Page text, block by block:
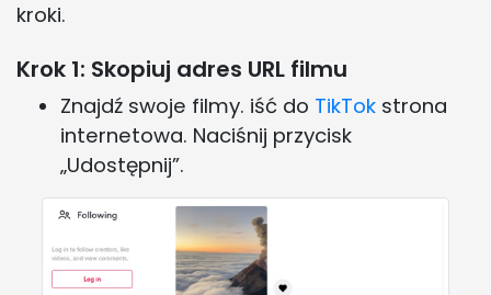
kroki.
Krok 1: Skopiuj adres URL filmu
Znajdź swoje filmy. iść do TikTok strona
internetowa. Naciśnij przycisk
„Udostępnij”.